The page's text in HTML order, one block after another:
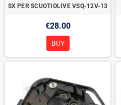
SX PER SCUOTIOLIVE VSQ-12V-13
€28.00
BUY